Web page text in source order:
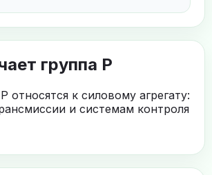
группа P
относятся к силовому агрегату:
и системам контроля